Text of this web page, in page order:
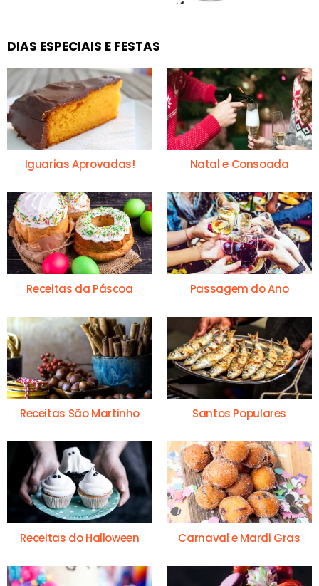
DIAS ESPECIAIS E FESTAS
Iguarias Aprovadas! Natal e Consoada
Receitas da Páscoa Passagem do Ano
Receitas São Martinho Santos Populares
Receitas do Halloween Carnaval e Mardi Gras